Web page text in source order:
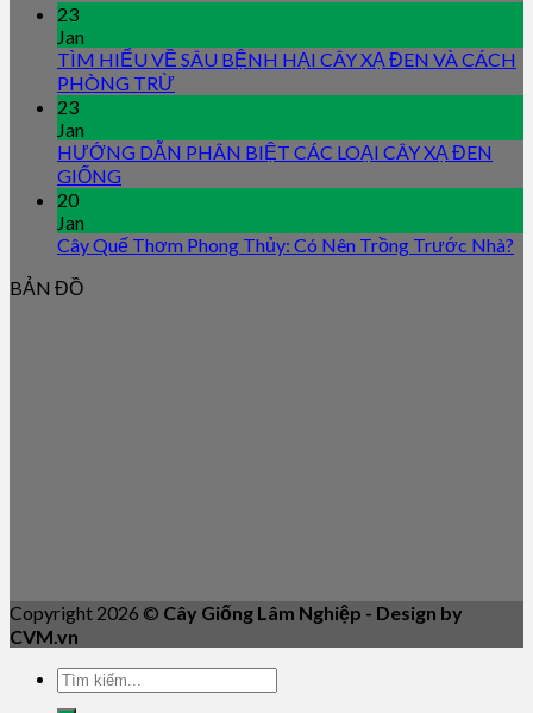
23
Jan
TÌM HIỂU VỀ SÂU BỆNH HẠI CÂY XẠ ĐEN VÀ CÁCH
PHÒNG TRỪ
23
Jan
HƯỚNG DẪN PHÂN BIỆT CÁC LOẠI CÂY XẠ ĐEN
GIỐNG
20
Jan
Cây Quế Thơm Phong Thủy: Có Nên Trồng Trước Nhà?
BẢN ĐỒ
Copyright 2026 © Cây Giống Lâm Nghiệp - Design by
CVM.vn